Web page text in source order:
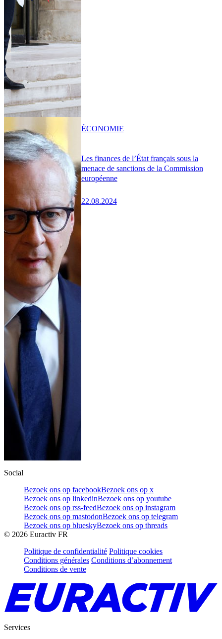
Les finances de l’État français sous la
menace de sanctions de la Commission
européenne
22.08.2024
ÉCONOMIE
Social
Bezoek ons op facebookBezoek ons op x
Bezoek ons op linkedinBezoek ons op youtube
Bezoek ons op rss-feedBezoek ons op instagram
Bezoek ons op mastodonBezoek ons op telegram
Bezoek ons op blueskyBezoek ons op threads
© 2026 Euractiv FR
Politique de confidentialité Politique cookies
Conditions générales Conditions d’abonnement
Conditions de vente
Services